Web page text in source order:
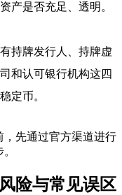
产是否充足、透明。
持牌发行人、持牌虚
和认可银行机构这四
定币。
先通过官方渠道进行
险与常见误区